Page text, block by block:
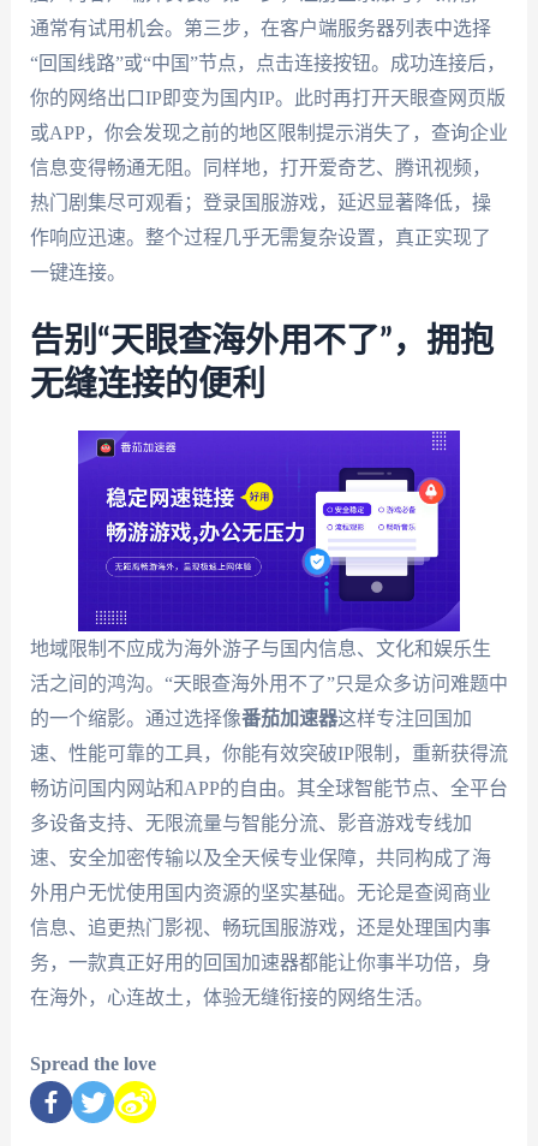
通常有试用机会。第三步，在客户端服务器列表中选择
“回国线路”或“中国”节点，点击连接按钮。成功连接后，
你的网络出口IP即变为国内IP。此时再打开天眼查网页版
或APP，你会发现之前的地区限制提示消失了，查询企业
信息变得畅通无阻。同样地，打开爱奇艺、腾讯视频，
热门剧集尽可观看；登录国服游戏，延迟显著降低，操
作响应迅速。整个过程几乎无需复杂设置，真正实现了
一键连接。
告别“天眼查海外用不了”，拥抱
无缝连接的便利
地域限制不应成为海外游子与国内信息、文化和娱乐生
活之间的鸿沟。“天眼查海外用不了”只是众多访问难题中
的一个缩影。通过选择像番茄加速器这样专注回国加
速、性能可靠的工具，你能有效突破IP限制，重新获得流
畅访问国内网站和APP的自由。其全球智能节点、全平台
多设备支持、无限流量与智能分流、影音游戏专线加
速、安全加密传输以及全天候专业保障，共同构成了海
外用户无忧使用国内资源的坚实基础。无论是查阅商业
信息、追更热门影视、畅玩国服游戏，还是处理国内事
务，一款真正好用的回国加速器都能让你事半功倍，身
在海外，心连故土，体验无缝衔接的网络生活。
Spread the love